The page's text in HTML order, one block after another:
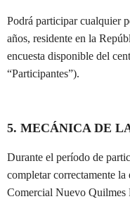
Podrá participar cualquier
años, residente en la
encuesta disponible del
“Participantes”).
5. MECÁNICA DE
Durante el período de
completar correctamente
Comercial Nuevo Quilmes